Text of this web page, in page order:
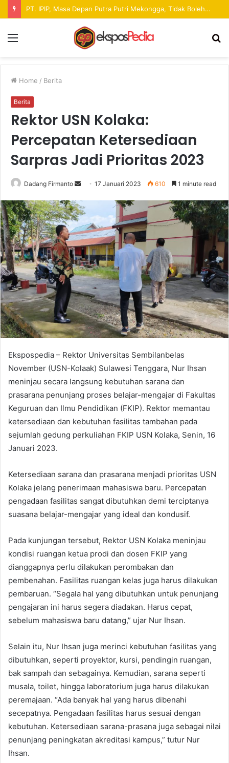
Pekan Raya ANTAM Hadirkan Ruang Promosi UMKM dan Hiburan bagi Masyarakat
Home / Berita
Berita
Rektor USN Kolaka:
Percepatan Ketersediaan
Sarpras Jadi Prioritas 2023
Dadang Firmanto
n
a
n
e
m
a
i
l
17 Januari 2023 610 1 minute read
Ekspospedia – Rektor Universitas Sembilanbelas
November (USN-Kolaak) Sulawesi Tenggara, Nur Ihsan
meninjau secara langsung kebutuhan sarana dan
prasarana penunjang proses belajar-mengajar di Fakultas
Keguruan dan Ilmu Pendidikan (FKIP). Rektor memantau
ketersediaan dan kebutuhan fasilitas tambahan pada
sejumlah gedung perkuliahan FKIP USN Kolaka, Senin, 16
Januari 2023.
Ketersediaan sarana dan prasarana menjadi prioritas USN
Kolaka jelang penerimaan mahasiswa baru. Percepatan
pengadaan fasilitas sangat dibutuhkan demi terciptanya
suasana belajar-mengajar yang ideal dan kondusif.
Pada kunjungan tersebut, Rektor USN Kolaka meninjau
kondisi ruangan ketua prodi dan dosen FKIP yang
dianggapnya perlu dilakukan perombakan dan
pembenahan. Fasilitas ruangan kelas juga harus dilakukan
pembaruan. “Segala hal yang dibutuhkan untuk penunjang
pengajaran ini harus segera diadakan. Harus cepat,
sebelum mahasiswa baru datang,” ujar Nur Ihsan.
Selain itu, Nur Ihsan juga merinci kebutuhan fasilitas yang
dibutuhkan, seperti proyektor, kursi, pendingin ruangan,
bak sampah dan sebagainya. Kemudian, sarana seperti
musala, toilet, hingga laboratorium juga harus dilakukan
peremajaan. “Ada banyak hal yang harus dibenahi
secepatnya. Pengadaan fasilitas harus sesuai dengan
kebutuhan. Ketersediaan sarana-prasana juga sebagai nilai
penunjang peningkatan akreditasi kampus,” tutur Nur
Ihsan.